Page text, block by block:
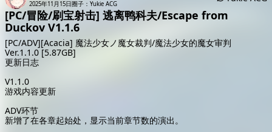
2025年11月15日圈子：Yukie ACG
[PC/冒险/刷宝射击] 逃离鸭科夫/Escape from
Duckov V1.1.6
[PC/ADV][Acacia] 魔法少女ノ魔女裁判/魔法少女的魔女审判
Ver.1.1.0 [5.87GB]
更新日志
V1.1.0
游戏内容更新
ADV环节
新增了在各章起始处，显示当前章节数的演出。